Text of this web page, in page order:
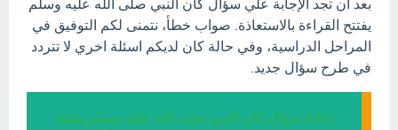
بعد ان تجد الإجابة علي سؤال كان النبي صلى الله عليه وسلم
يفتتح القراءة بالاستعاذة. صواب خطأ، نتمنى لكم التوفيق في
المراحل الدراسية، وفي حالة كان لديكم اسئلة اخري لا تتردد
في طرح سؤال جديد.
إجابة سؤال كان النبي صلى الله عليه وسلم يفتتح